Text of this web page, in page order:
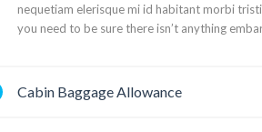
nequetiam elerisque mi id habitant morbi
you need to be sure there isn’t anything
Cabin Baggage Allowance